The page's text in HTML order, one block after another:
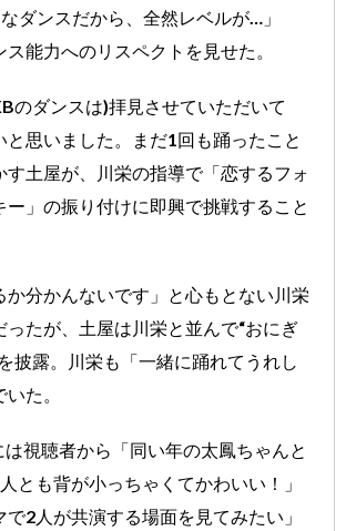
ダンスだから、全然レベルが…」
能力へのリスペクトを見せた。
のダンスは)拝見させていただいて
と思いました。まだ1回も踊ったこと
す土屋が、川栄の指導で「恋するフォ
ー」の振り付けに即興で挑戦すること
か分かんないです」と心もとない川栄
ったが、土屋は川栄と並んで“おにぎ
披露。川栄も「一緒に踊れてうれし
た。
は視聴者から「同い年の太鳳ちゃんと
とも背が小っちゃくてかわいい！」
で2人が共演する場面を見てみたい」